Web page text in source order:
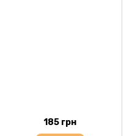
185 грн